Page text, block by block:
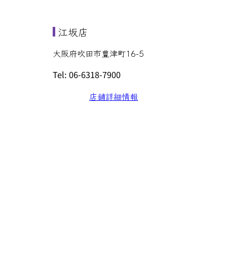
江坂店
大阪府吹田市豊津町16-5
Tel: 06-6318-7900
店舗詳細情報